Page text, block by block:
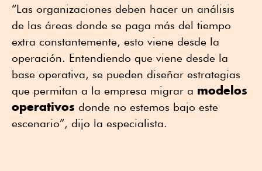
“Las organizaciones deben hacer un análisis
de las áreas donde se paga más del tiempo
extra constantemente, esto viene desde la
operación. Entendiendo que viene desde la
base operativa, se pueden diseñar estrategias
que permitan a la empresa migrar a modelos
operativos donde no estemos bajo este
escenario”, dijo la especialista.